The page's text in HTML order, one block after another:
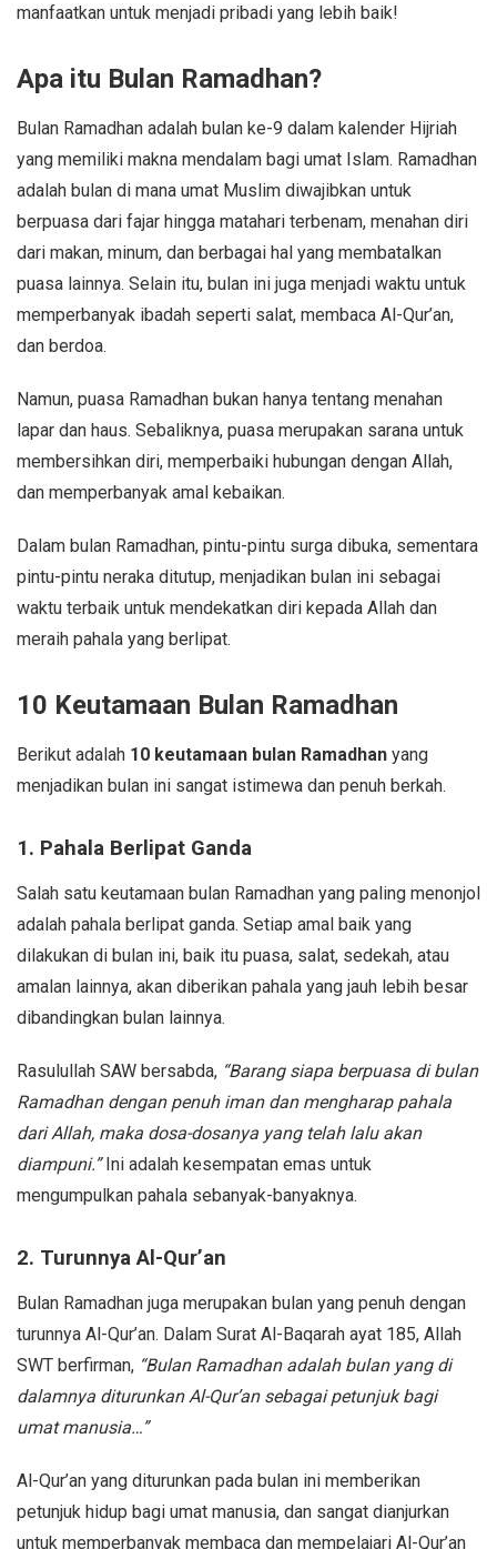
manfaatkan untuk menjadi pribadi yang lebih baik!
Apa itu Bulan Ramadhan?
Bulan Ramadhan adalah bulan ke-9 dalam kalender Hijriah
yang memiliki makna mendalam bagi umat Islam. Ramadhan
adalah bulan di mana umat Muslim diwajibkan untuk
berpuasa dari fajar hingga matahari terbenam, menahan diri
dari makan, minum, dan berbagai hal yang membatalkan
puasa lainnya. Selain itu, bulan ini juga menjadi waktu untuk
memperbanyak ibadah seperti salat, membaca Al-Qur’an,
dan berdoa.
Namun, puasa Ramadhan bukan hanya tentang menahan
lapar dan haus. Sebaliknya, puasa merupakan sarana untuk
membersihkan diri, memperbaiki hubungan dengan Allah,
dan memperbanyak amal kebaikan.
Dalam bulan Ramadhan, pintu-pintu surga dibuka, sementara
pintu-pintu neraka ditutup, menjadikan bulan ini sebagai
waktu terbaik untuk mendekatkan diri kepada Allah dan
meraih pahala yang berlipat.
10 Keutamaan Bulan Ramadhan
Berikut adalah 10 keutamaan bulan Ramadhan yang
menjadikan bulan ini sangat istimewa dan penuh berkah.
1. Pahala Berlipat Ganda
Salah satu keutamaan bulan Ramadhan yang paling menonjol
adalah pahala berlipat ganda. Setiap amal baik yang
dilakukan di bulan ini, baik itu puasa, salat, sedekah, atau
amalan lainnya, akan diberikan pahala yang jauh lebih besar
dibandingkan bulan lainnya.
Rasulullah SAW bersabda, “Barang siapa berpuasa di bulan
Ramadhan dengan penuh iman dan mengharap pahala
dari Allah, maka dosa-dosanya yang telah lalu akan
diampuni.”Ini adalah kesempatan emas untuk
mengumpulkan pahala sebanyak-banyaknya.
2. Turunnya Al-Qur’an
Bulan Ramadhan juga merupakan bulan yang penuh dengan
turunnya Al-Qur’an. Dalam Surat Al-Baqarah ayat 185, Allah
SWT berfirman, “Bulan Ramadhan adalah bulan yang di
dalamnya diturunkan Al-Qur’an sebagai petunjuk bagi
umat manusia…”
Al-Qur’an yang diturunkan pada bulan ini memberikan
petunjuk hidup bagi umat manusia, dan sangat dianjurkan
untuk memperbanyak membaca dan mempelajari Al-Qur’an